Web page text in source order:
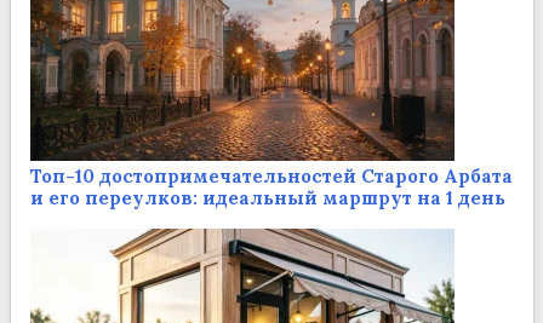
Топ-10 достопримечательностей Старого Арбата
и его переулков: идеальный маршрут на 1 день